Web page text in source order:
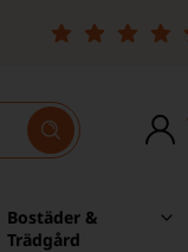
Bostäder &
Trädgård